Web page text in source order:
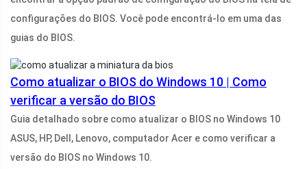
configurações do BIOS. Você pode encontrá-lo em uma das
guias do BIOS.
Como atualizar o BIOS do Windows 10 | Como
verificar a versão do BIOS
Guia detalhado sobre como atualizar o BIOS no Windows 10
ASUS, HP, Dell, Lenovo, computador Acer e como verificar a
versão do BIOS no Windows 10.